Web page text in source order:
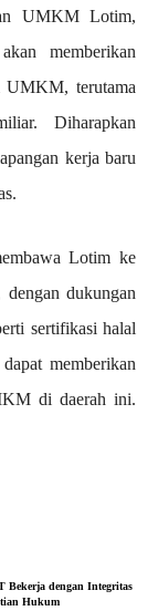
UMKM Lotim,
memberikan
UMKM, terutama
Diharapkan
kerja baru
Lotim ke
dukungan
sertifikasi halal
memberikan
di daerah ini.
Bekerja dengan Integritas
Hukum